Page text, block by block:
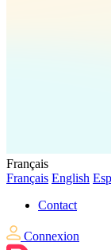
Français
Français English
Contact
Connexion